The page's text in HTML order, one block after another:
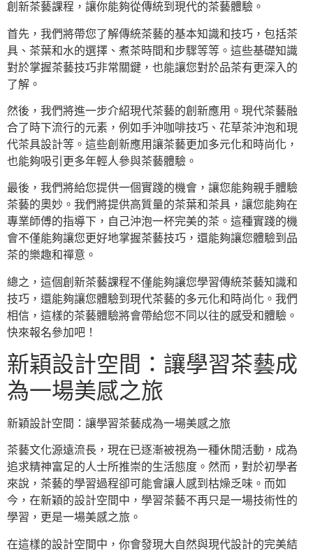
創新茶藝課程，讓你能夠從傳統到現代的茶藝體驗。
首先，我們將帶您了解傳統茶藝的基本知識和技巧，包括茶
具、茶葉和水的選擇、煮茶時間和步驟等等。這些基礎知識
對於掌握茶藝技巧非常關鍵，也能讓您對於品茶有更深入的
了解。
然後，我們將進一步介紹現代茶藝的創新應用。現代茶藝融
合了時下流行的元素，例如手沖咖啡技巧、花草茶沖泡和現
代茶具設計等。這些創新應用讓茶藝更加多元化和時尚化，
也能夠吸引更多年輕人參與茶藝體驗。
最後，我們將給您提供一個實踐的機會，讓您能夠親手體驗
茶藝的奧妙。我們將提供高質量的茶葉和茶具，讓您能夠在
專業師傅的指導下，自己沖泡一杯完美的茶。這種實踐的機
會不僅能夠讓您更好地掌握茶藝技巧，還能夠讓您體驗到品
茶的樂趣和禪意。
總之，這個創新茶藝課程不僅能夠讓您學習傳統茶藝知識和
技巧，還能夠讓您體驗到現代茶藝的多元化和時尚化。我們
相信，這樣的茶藝體驗將會帶給您不同以往的感受和體驗。
快來報名參加吧！
新穎設計空間：讓學習茶藝成
為一場美感之旅
新穎設計空間：讓學習茶藝成為一場美感之旅
茶藝文化源遠流長，現在已逐漸被視為一種休閒活動，成為
追求精神富足的人士所推崇的生活態度。然而，對於初學者
來說，茶藝的學習過程卻可能會讓人感到枯燥乏味。而如
今，在新穎的設計空間中，學習茶藝不再只是一場技術性的
學習，更是一場美感之旅。
在這樣的設計空間中，你會發現大自然與現代設計的完美結